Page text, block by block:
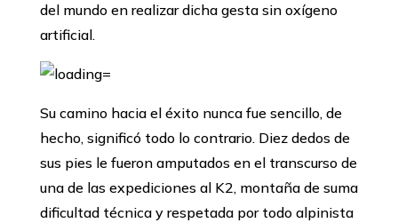
del mundo en realizar dicha gesta sin oxígeno
artificial.
Su camino hacia el éxito nunca fue sencillo, de
hecho, significó todo lo contrario. Diez dedos de
sus pies le fueron amputados en el transcurso de
una de las expediciones al K2, montaña de suma
dificultad técnica y respetada por todo alpinista